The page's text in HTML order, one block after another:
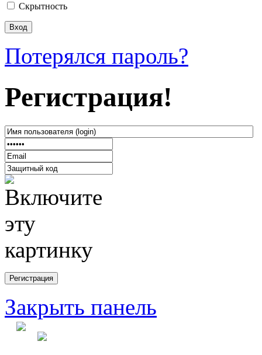
Скрытность
Потерялся пароль?
Регистрация!
Закрыть панель